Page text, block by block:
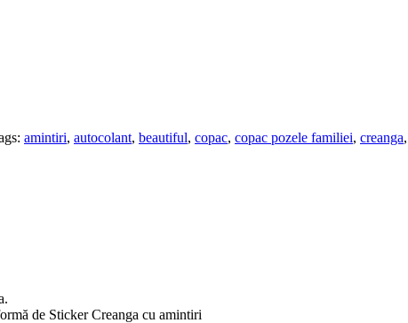
amintiri, autocolant, beautiful, copac, copac pozele familiei, creanga,
de Sticker Creanga cu amintiri